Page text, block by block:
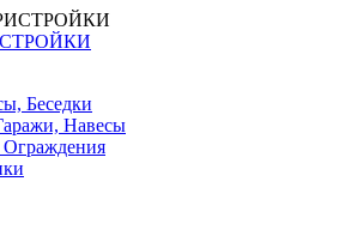
Беседки
Навесы
Ограждения